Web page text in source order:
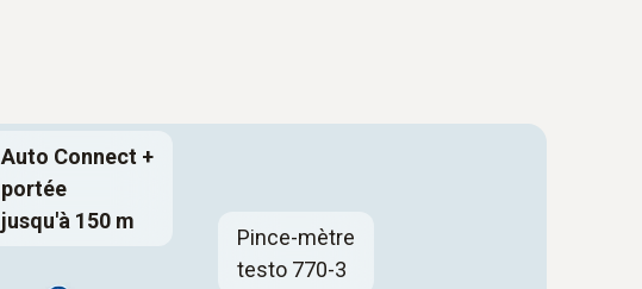
Auto Connect +
portée
jusqu'à 150 m
Pince-mètre
testo 770-3